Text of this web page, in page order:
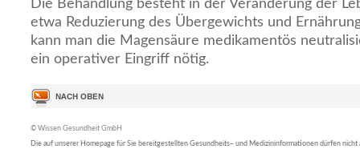
Die Behandlung besteht in der Veränderung der
etwa Reduzierung des Übergewichts und
kann man die Magensäure medikamentös
ein operativer Eingriff nötig.
© Wissen Gesundheit GmbH
Die auf unserer Homepage für Sie bereitgestellten Gesundheits– und Medizininformationen dürfen nicht